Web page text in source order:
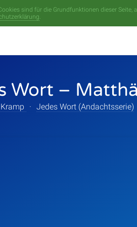
sind für die Grundfunktionen dieser Seite,
.
Wort –
· Jedes Wort (Andachtsserie)